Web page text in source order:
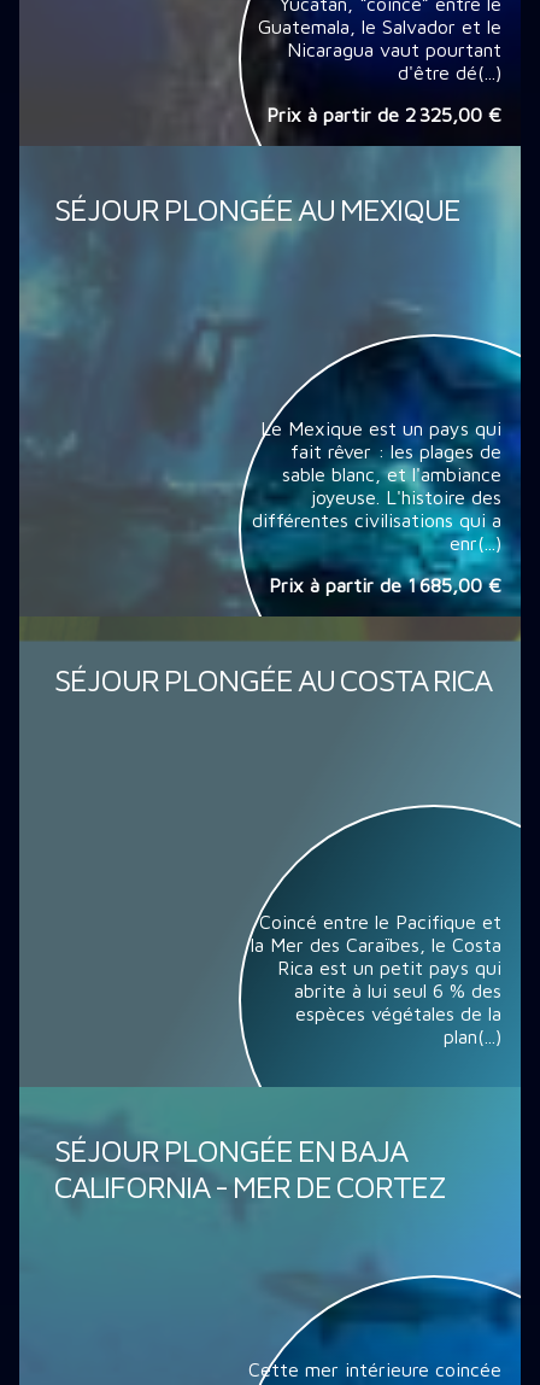
Guatemala, le Salvador et le
Nicaragua vaut pourtant
d'être dé(...)
Prix à partir de 2 325,00 €
SÉJOUR PLONGÉE AU MEXIQUE
Le Mexique est un pays qui
fait rêver : les plages de
sable blanc, et l'ambiance
joyeuse. L'histoire des
différentes civilisations qui a
enr(...)
Prix à partir de1 685,00 €
SÉJOUR PLONGÉE AU COSTA RICA
Coincé entre le Pacifique et
la Mer des Caraïbes, le Costa
Rica est un petit pays qui
abrite à lui seul 6 % des
espèces végétales de la
plan(...)
SÉJOUR PLONGÉE EN BAJA
CALIFORNIA - MER DE CORTEZ
Cette mer intérieure coincée